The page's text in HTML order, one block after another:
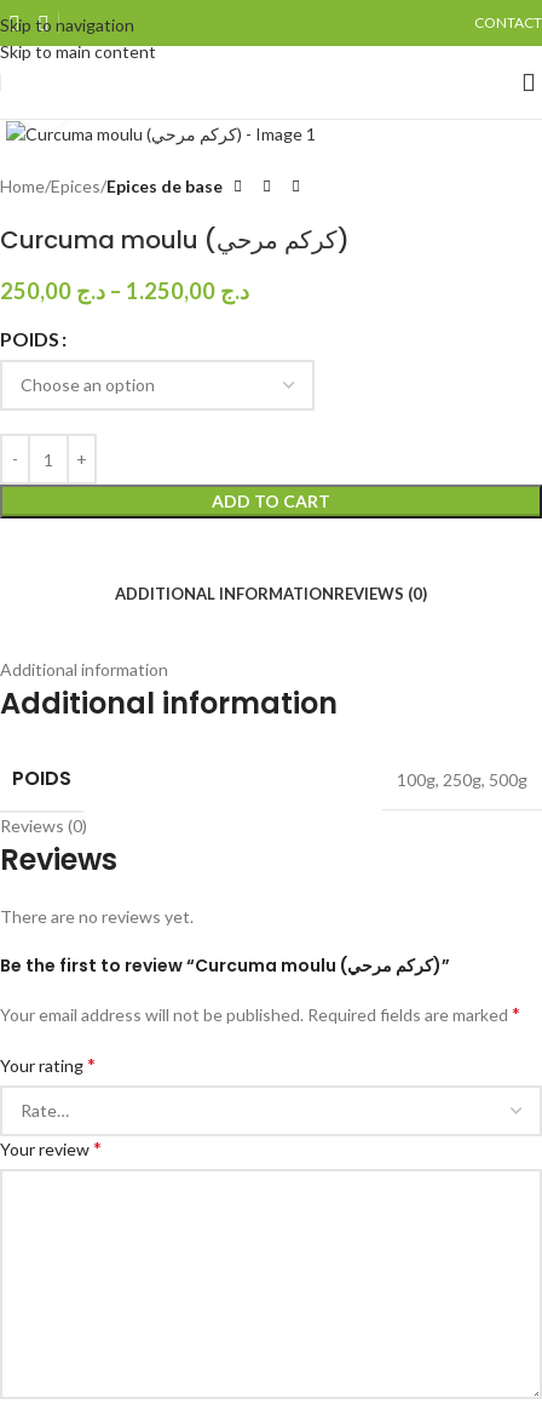
Skip to navigation
Skip to main content
CONTACT
Home Epices Epices de base
Curcuma moulu (كركم مرحي)
د.ج – د.ج
POIDS
ADD TO CART
ADDITIONAL INFORMATIONREVIEWS (0)
Additional information
Additional information
POIDS 100g, 250g, 500g
Reviews (0)
Reviews
There are no reviews yet.
Be the first to review “Curcuma moulu (كركم مرحي)”
Your email address will not be published. Required fields are marked *
Your rating*
Your review*